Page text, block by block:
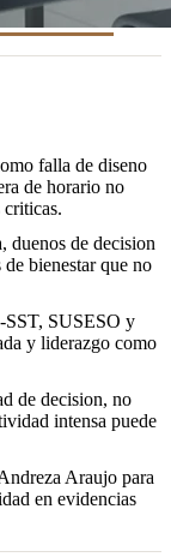
falla de diseno
de horario no
duenos de decision
bienestar que no
SUSESO y
y liderazgo como
de decision, no
intensa puede
Araujo para
en evidencias